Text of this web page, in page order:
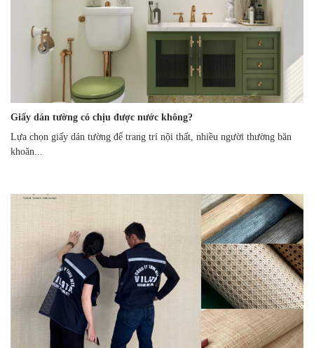
Giấy dán tường có chịu được nước không?
Lựa chọn giấy dán tường để trang trí nội thất, nhiều người thường băn
khoăn...